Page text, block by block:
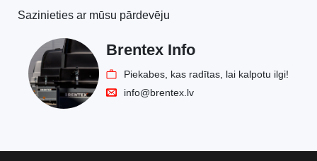
Sazinieties ar mūsu pārdevēju
Brentex Info
Piekabes, kas radītas, lai kalpotu ilgi!
info@brentex.lv